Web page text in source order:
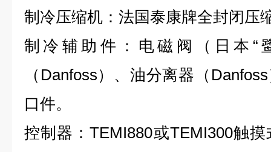
制冷压缩机：法国泰康牌全封闭压
制冷辅助件：电磁阀（日本 “
（ Danfoss）、油分离器（ Danfoss
口件。
控制器：TEMI880或TEMI300触摸